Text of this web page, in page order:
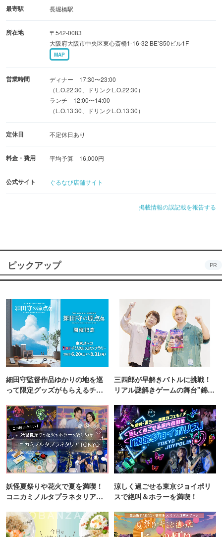
③日本各地から厳選した数十種類！燗つけは南部鉄器のき
④蔵をイメージした重厚感溢れる佇まいと温かみに満ちた
⑤ 「淡路ビーフ」を使用！鮮度と産地にこだわり！
最寄駅 長堀橋駅
所在地
〒542-0083
大阪府大阪市中央区東心斎橋1-16-32 BE’S50ビル1F
MAP
営業時間
ディナー 17:30〜23:00
（L.O.22:30、ドリンクL.O.22:30）
ランチ 12:00〜14:00
（L.O.13:30、ドリンクL.O.13:30）
定休日 不定休日あり
料金・費用 平均予算 16,000円
公式サイト ぐるなび店舗サイト
掲載情報の誤記載を報告する
ピックアップ PR
細田守監督作品ゆかりの地を巡
って限定グッズがもらえるチャ
三四郎が早解きバトルに挑戦！
リアル謎解きゲームの舞台"錦糸
妖怪夏祭りや花火で夏を満喫！
コニカミノルタプラネタリア
涼しく過ごせる東京ジョイポリ
スで絶叫＆ホラーを満喫！